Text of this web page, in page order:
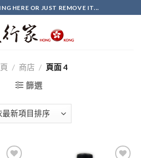
HERE OR JUST REMOVE IT...
/ 商店 / 頁面 4
篩選